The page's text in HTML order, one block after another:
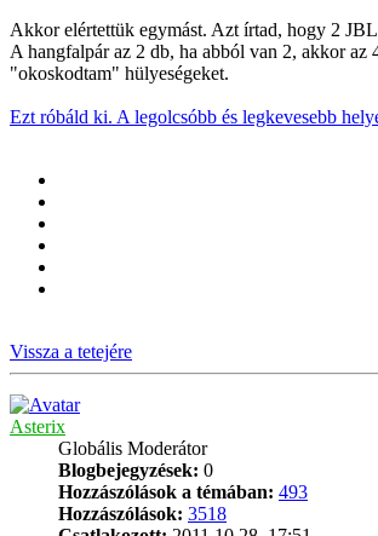
Akkor elértettük egymást. Azt írtad, hogy 2
A hangfalpár az 2 db, ha abból van 2, akkor az
"okoskodtam" hülyeségeket.
Ezt róbáld ki. A legolcsóbb és legkevesebb
Vissza a tetejére
Asterix
Globális Moderátor
Blogbejegyzések: 0
Hozzászólások a témában: 493
Hozzászólások: 3518